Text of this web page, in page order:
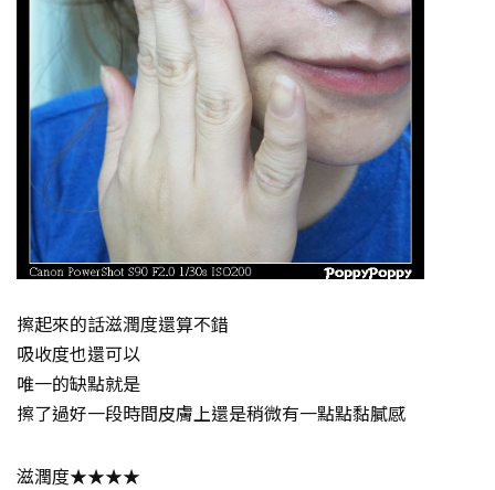
擦起來的話滋潤度還算不錯
吸收度也還可以
唯一的缺點就是
擦了過好一段時間皮膚上還是稍微有一點點黏膩感
滋潤度★★★★